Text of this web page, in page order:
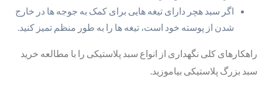
اگر سبد هچر دارای تیغه هایی برای کمک به جوجه ها در خارج
شدن از پوسته خود است، تیغه ها را به طور منظم تمیز کنید.
راهکارهای کلی نگهداری از انواع سبد پلاستیکی را با مطالعه خرید
سبد بزرگ پلاستیکی بیاموزید.